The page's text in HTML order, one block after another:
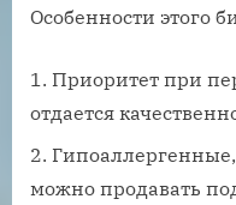
Особенности этого
Приоритет при
отдается
Гипоаллергенные,
можно продавать